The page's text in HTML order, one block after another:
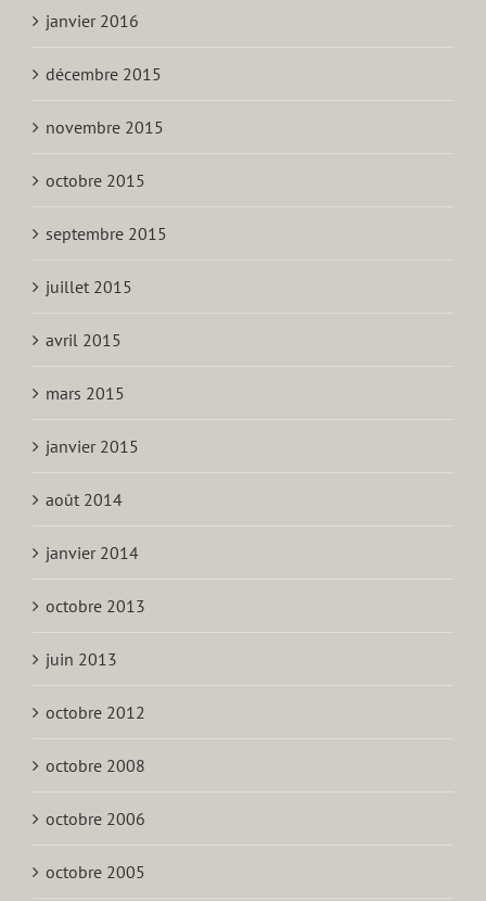
janvier 2016
décembre 2015
novembre 2015
octobre 2015
septembre 2015
juillet 2015
avril 2015
mars 2015
janvier 2015
août 2014
janvier 2014
octobre 2013
juin 2013
octobre 2012
octobre 2008
octobre 2006
octobre 2005